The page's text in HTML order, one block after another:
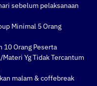
sebelum pelaksanaan
Minimal 5 Orang
10 Orang Peserta
Yg Tidak Tercantum
malam & coffebreak